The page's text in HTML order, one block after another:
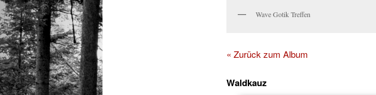
Wave Gotik Treffen
« Zurück zum Album
Waldkauz